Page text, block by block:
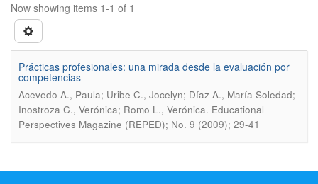
Now showing items 1-1 of 1
Prácticas profesionales: una mirada desde la evaluación por
competencias
Acevedo A., Paula; Uribe C., Jocelyn; Díaz A., María Soledad;
Inostroza C., Verónica; Romo L., Verónica. Educational
Perspectives Magazine (REPED); No. 9 (2009); 29-41